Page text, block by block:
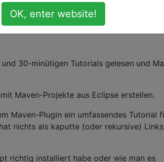
Sie die Frageso dass es
30-minütigen Tutorials gelesen und
Maven-Projekte aus Eclipse erstellen.
Maven-Plugin ein umfassendes Tutorial
nichts als kaputte (oder rekursive)
richtig installiert habe oder wie man es
OK, enter website!